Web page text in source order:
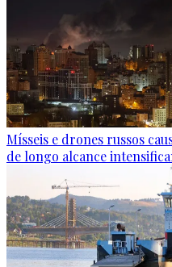
Mísseis e drones russos
de longo alcance